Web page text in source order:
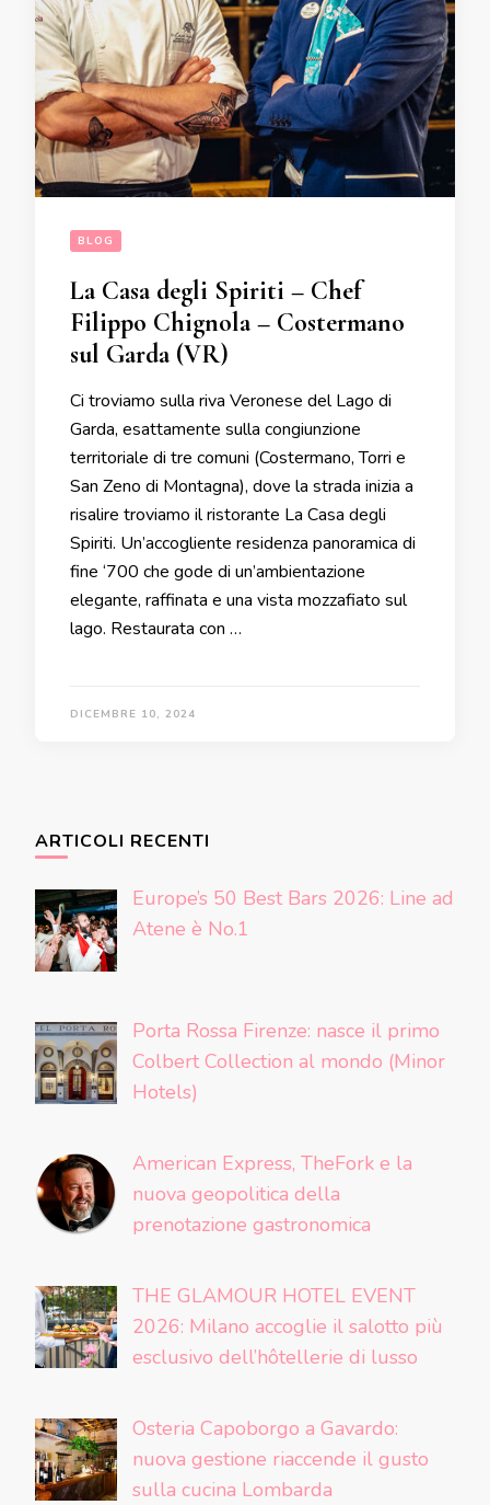
BLOG
La Casa degli Spiriti – Chef
Filippo Chignola – Costermano
sul Garda (VR)
Ci troviamo sulla riva Veronese del Lago di
Garda, esattamente sulla congiunzione
territoriale di tre comuni (Costermano, Torri e
San Zeno di Montagna), dove la strada inizia a
risalire troviamo il ristorante La Casa degli
Spiriti. Un’accogliente residenza panoramica di
fine ‘700 che gode di un’ambientazione
elegante, raffinata e una vista mozzafiato sul
lago. Restaurata con …
DICEMBRE 10, 2024
ARTICOLI RECENTI
Europe’s 50 Best Bars 2026: Line ad
Atene è No.1
Porta Rossa Firenze: nasce il primo
Colbert Collection al mondo (Minor
Hotels)
American Express, TheFork e la
nuova geopolitica della
prenotazione gastronomica
THE GLAMOUR HOTEL EVENT
2026: Milano accoglie il salotto più
esclusivo dell’hôtellerie di lusso
Osteria Capoborgo a Gavardo:
nuova gestione riaccende il gusto
sulla cucina Lombarda